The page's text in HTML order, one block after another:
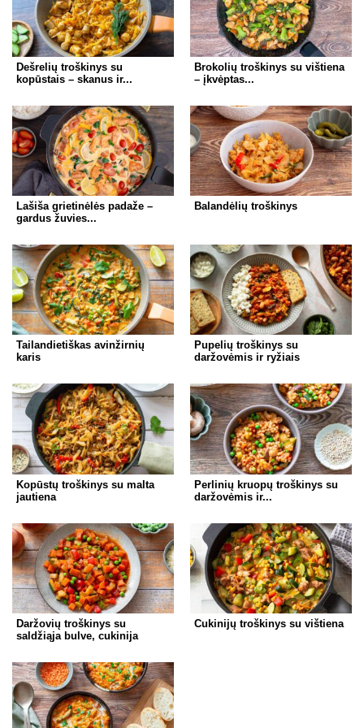
p
er o
k
Dešrelių troškinys su
kopūstais – skanus ir...
Brokolių troškinys su vištiena
– įkvėptas...
Lašiša grietinėlės padaže –
gardus žuvies...
Balandėlių troškinys
Tailandietiškas avinžirnių
karis
Pupelių troškinys su
daržovėmis ir ryžiais
Kopūstų troškinys su malta
jautiena
Perlinių kruopų troškinys su
daržovėmis ir...
Daržovių troškinys su
saldžiąja bulve, cukinija
Cukinijų troškinys su vištiena